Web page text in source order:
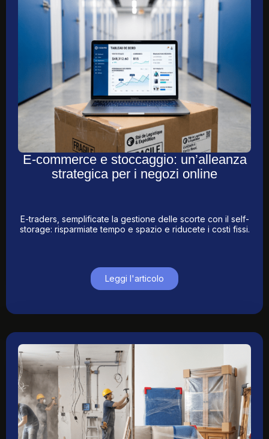
E-commerce e stoccaggio: un’alleanza
strategica per i negozi online
E-traders, semplificate la gestione delle scorte con il self-
storage: risparmiate tempo e spazio e riducete i costi fissi.
Leggi l'articolo